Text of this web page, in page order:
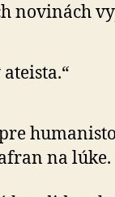
novinách
na lúke.